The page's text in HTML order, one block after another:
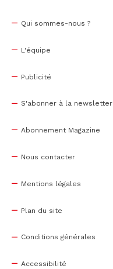
Qui sommes-nous ?
L'équipe
Publicité
S'abonner à la newsletter
Abonnement Magazine
Nous contacter
Mentions légales
Plan du site
Conditions générales
Accessibilité